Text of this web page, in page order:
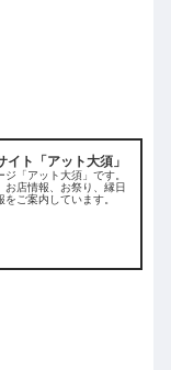
ト「アット大須」
「アット大須」です。
店情報、お祭り、縁日
ご案内しています。